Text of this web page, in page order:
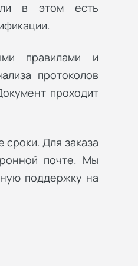
в этом есть
правилами и
протоколов
проходит
сроки. Для заказа
почте. Мы
поддержку на